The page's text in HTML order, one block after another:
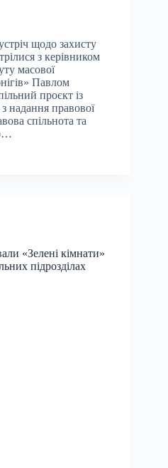
щодо захисту
з керівником
масової
Павлом
проєкт із
надання правової
спільнота та
«Зелені кімнати»
підрозділах